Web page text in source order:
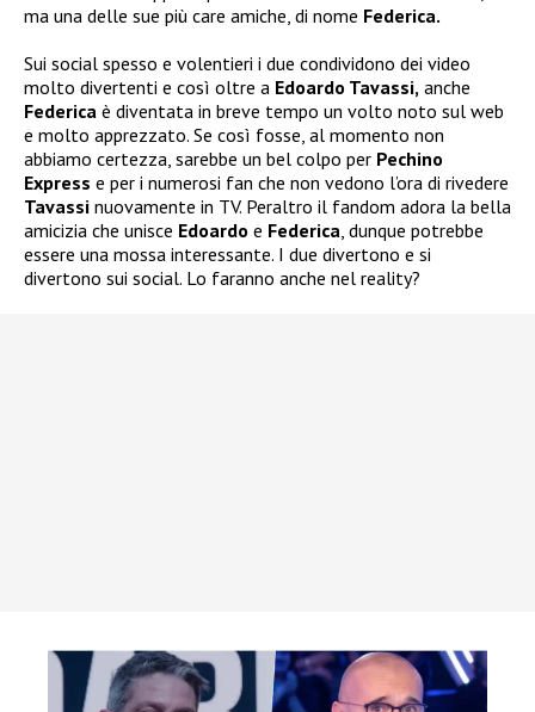
ma una delle sue più care amiche, di nome Federica.
Sui social spesso e volentieri i due condividono dei video
molto divertenti e così oltre a Edoardo Tavassi, anche
Federica è diventata in breve tempo un volto noto sul web
e molto apprezzato. Se così fosse, al momento non
abbiamo certezza, sarebbe un bel colpo per Pechino
Express e per i numerosi fan che non vedono l’ora di rivedere
Tavassi nuovamente in TV. Peraltro il fandom adora la bella
amicizia che unisce Edoardo e Federica , dunque potrebbe
essere una mossa interessante. I due divertono e si
divertono sui social. Lo faranno anche nel reality?